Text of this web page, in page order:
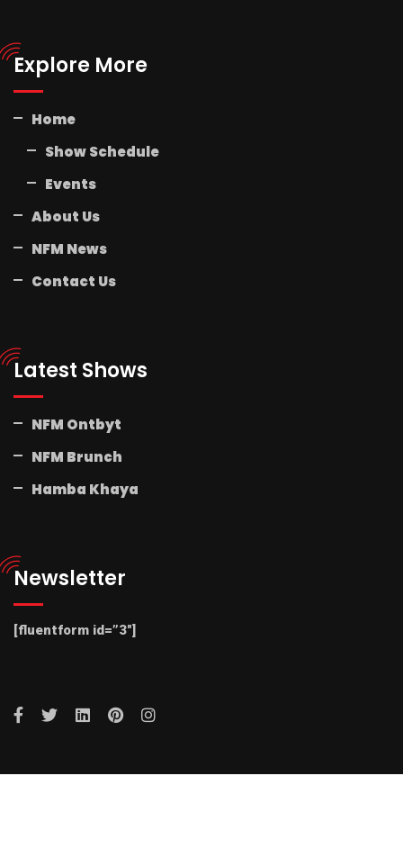
Explore More
Home
Show Schedule
Events
About Us
NFM News
Contact Us
Latest Shows
NFM Ontbyt
NFM Brunch
Hamba Khaya
Newsletter
[fluentform id=”3″]